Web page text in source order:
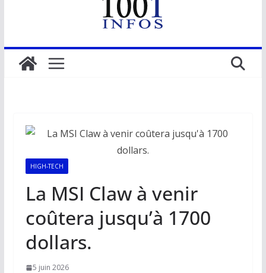
HIGH-TECH
La MSI Claw à venir
coûtera jusqu’à 1700
dollars.
5 juin 2026